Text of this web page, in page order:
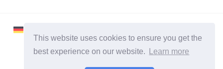
This website uses cookies to ensure you get the
best experience on our website.
Learn more